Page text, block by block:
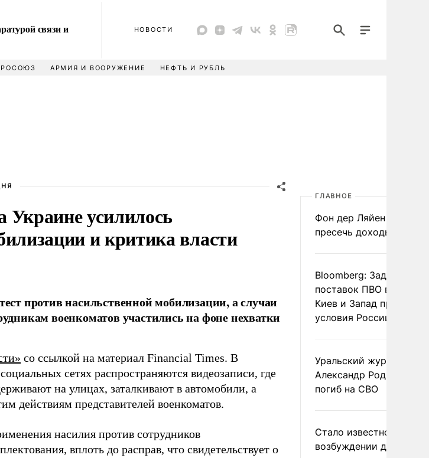
связи и
НОВОСТИ
АРМИЯ И ВООРУЖЕНИЕ НЕФТЬ И РУБЛЬ
усилилось
и критика власти
против насильственной мобилизации, а случаи
военкоматов участились на фоне нехватки
со ссылкой на материал Financial Times. В
сетях распространяются видеозаписи, где
на улицах, заталкивают в автомобили, а
действиям представителей военкоматов.
насилия против сотрудников
вплоть до расправ, что свидетельствует о
ГЛАВНОЕ
Фон дер Ляйен
пресечь доходы России
Bloomberg: Задержка
поставок ПВО вынудит
Киев и Запад принять
условия России
Уральский журналист
Александр Родионов
погиб на СВО
Стало известно о
возбуждении дела из-